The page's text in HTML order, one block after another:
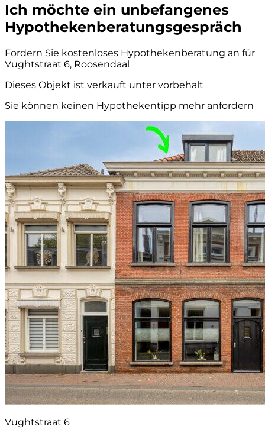
Ich möchte ein unbefangenes
Hypothekenberatungsgespräch
Fordern Sie kostenloses Hypothekenberatung an für
Vughtstraat 6, Roosendaal
Dieses Objekt ist verkauft unter vorbehalt
Sie können keinen Hypothekentipp mehr anfordern
Vughtstraat 6